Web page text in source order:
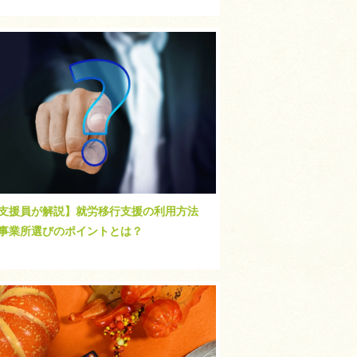
援員が解説】就労移行支援の利用方法
業所選びのポイントとは？